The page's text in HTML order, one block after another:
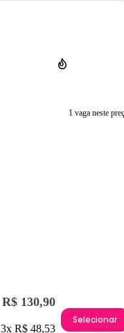
1 vaga neste
R$ 130,90
3x R$ 48,53
Selecionar